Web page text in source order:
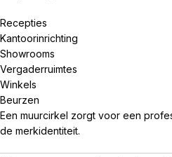
Recepties
Kantoorinrichting
Showrooms
Vergaderruimtes
Winkels
Beurzen
Een muurcirkel zorgt voor een
de merkidentiteit.